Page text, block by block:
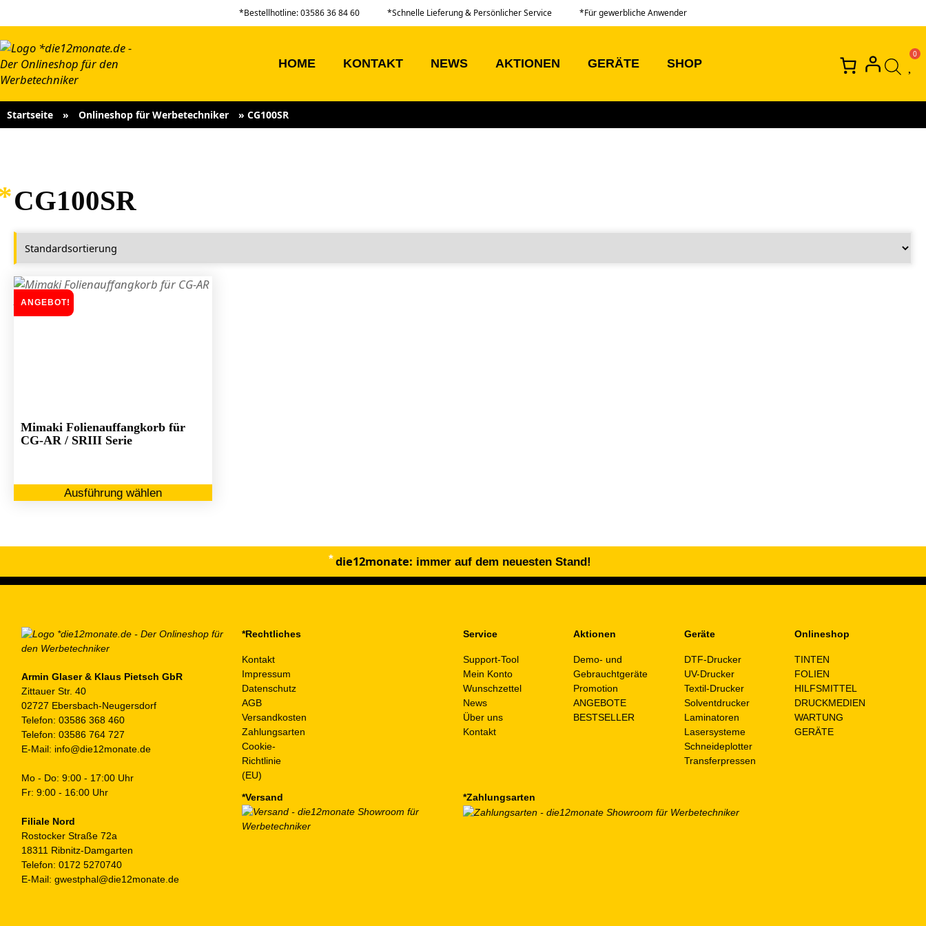
*Bestellhotline: 03586 36 84 60 *Schnelle Lieferung & Persönlicher Service *Für gewerbliche Anwender
HOME KONTAKT NEWS AKTIONEN GERÄTE SHOP
Startseite » Onlineshop für Werbetechniker » CG100SR
CG100SR
ANGEBOT!
Mimaki Folienauffangkorb für
CG-AR / SRIII Serie
Ausführung wählen
Dieses
Produkt
Varianten
Die
auf
Produktseite
gewählt
werden
die12monate: immer auf dem neuesten Stand!
Armin Glaser & Klaus Pietsch GbR
Zittauer Str. 40
02727 Ebersbach-Neugersdorf
Telefon: 03586 368 460
Telefon: 03586 764 727
E-Mail: info@die12monate.de
Mo - Do: 9:00 - 17:00 Uhr
Fr: 9:00 - 16:00 Uhr
Filiale Nord
Rostocker Straße 72a
18311 Ribnitz-Damgarten
Telefon: 0172 5270740
E-Mail: gwestphal@die12monate.de
*Rechtliches
Kontakt
Impressum
Datenschutz
AGB
Versandkosten
Zahlungsarten
Cookie-
Richtlinie
(EU)
*Versand
Service
Support-Tool
Mein Konto
Wunschzettel
News
Über uns
Kontakt
Aktionen
Demo- und
Gebrauchtgeräte
Promotion
ANGEBOTE
BESTSELLER
Geräte
DTF-Drucker
UV-Drucker
Textil-Drucker
Solventdrucker
Laminatoren
Lasersysteme
Schneideplotter
Transferpressen
Onlineshop
TINTEN
FOLIEN
HILFSMITTEL
DRUCKMEDIEN
WARTUNG
GERÄTE
*Zahlungsarten